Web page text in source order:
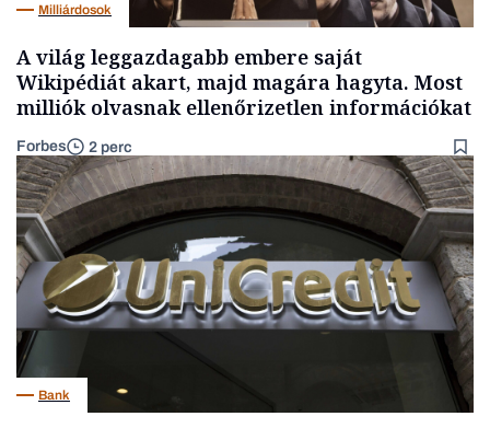
Milliárdosok
A világ leggazdagabb embere saját
Wikipédiát akart, majd magára hagyta. Most
milliók olvasnak ellenőrizetlen információkat
Forbes 2 perc
Bank